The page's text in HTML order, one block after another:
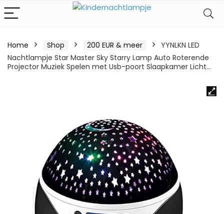
Home Shop 200 EUR & meer
YYNLKN LED
Nachtlampje Star Master Sky Starry Lamp Auto Roterende
Projector Muziek Spelen met Usb-poort Slaapkamer Licht…